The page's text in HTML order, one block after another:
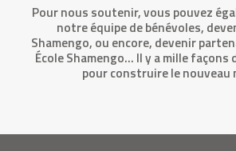
Pour nous soutenir, vous pouvez
notre équipe de bénévoles,
Shamengo, ou encore, devenir
École Shamengo… Il y a mille façons
pour construire le nouveau